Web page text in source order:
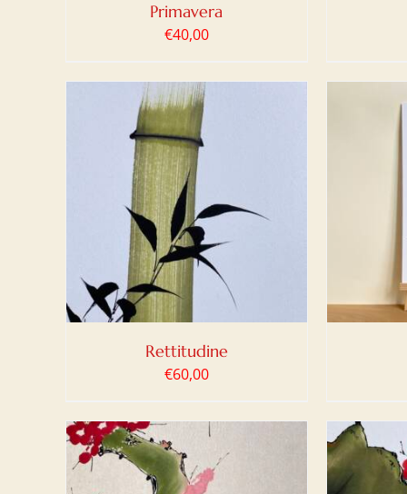
Primavera
€40,00
Rettitudine
€60,00
AGGIUNGI AL CARRELLO
DETTAGLI